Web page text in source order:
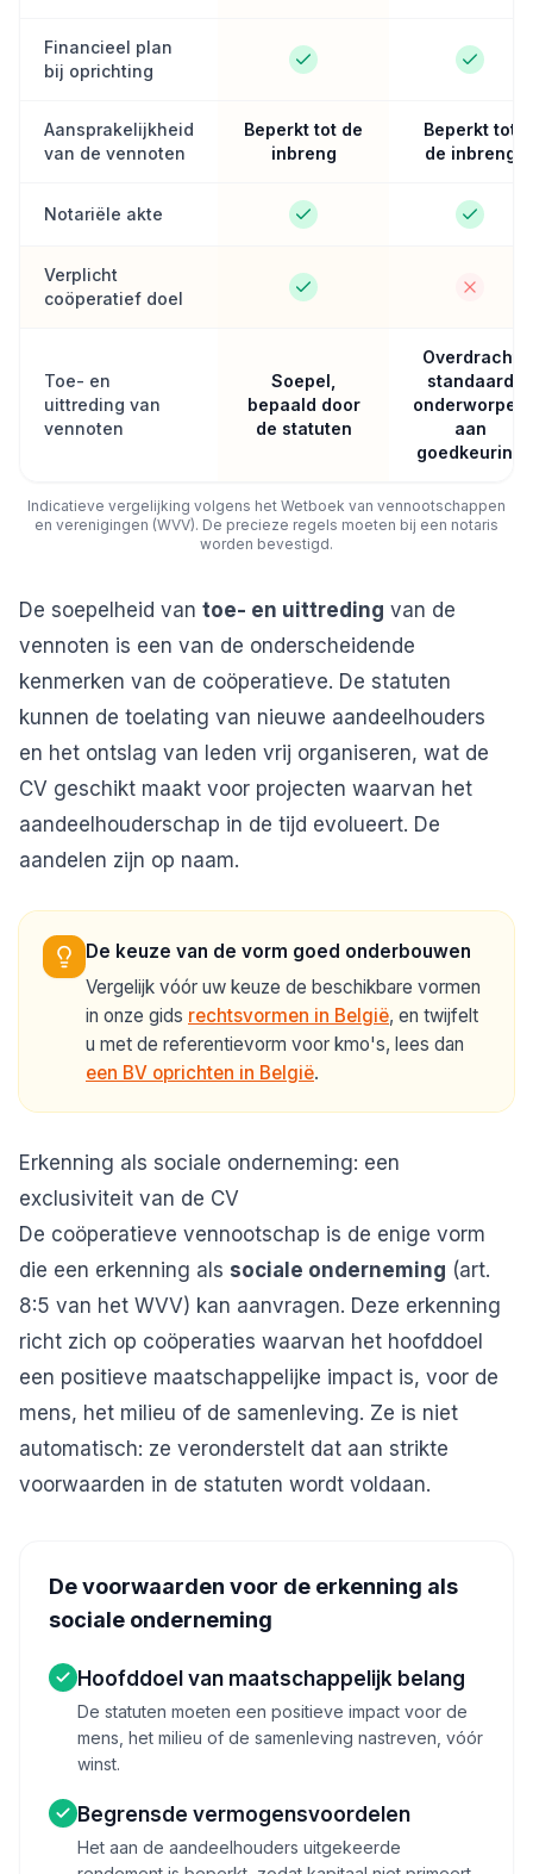
Financieel plan
bij oprichting
Aansprakelijkheid
van de vennoten
Beperkt tot de
inbreng
Beperkt tot
de inbreng
Notariële akte
Verplicht
coöperatief doel
Toe- en
uittreding van
vennoten
Soepel,
bepaald door
de statuten
Overdracht
standaard
onderworpen
aan
goedkeuring
Indicatieve vergelijking volgens het Wetboek van vennootschappen
en verenigingen (WVV). De precieze regels moeten bij een notaris
worden bevestigd.
De soepelheid van toe- en uittreding van de
vennoten is een van de onderscheidende
kenmerken van de coöperatieve. De statuten
kunnen de toelating van nieuwe aandeelhouders
en het ontslag van leden vrij organiseren, wat de
CV geschikt maakt voor projecten waarvan het
aandeelhouderschap in de tijd evolueert. De
aandelen zijn op naam.
De keuze van de vorm goed onderbouwen
Vergelijk vóór uw keuze de beschikbare vormen
in onze gids rechtsvormen in België, en twijfelt
u met de referentievorm voor kmo's, lees dan
een BV oprichten in België.
Erkenning als sociale onderneming: een
exclusiviteit van de CV
De coöperatieve vennootschap is de enige vorm
die een erkenning als sociale onderneming (art.
8:5 van het WVV) kan aanvragen. Deze erkenning
richt zich op coöperaties waarvan het hoofddoel
een positieve maatschappelijke impact is, voor de
mens, het milieu of de samenleving. Ze is niet
automatisch: ze veronderstelt dat aan strikte
voorwaarden in de statuten wordt voldaan.
De voorwaarden voor de erkenning als
sociale onderneming
Hoofddoel van maatschappelijk belang
De statuten moeten een positieve impact voor de
mens, het milieu of de samenleving nastreven, vóór
winst.
Begrensde vermogensvoordelen
Het aan de aandeelhouders uitgekeerde